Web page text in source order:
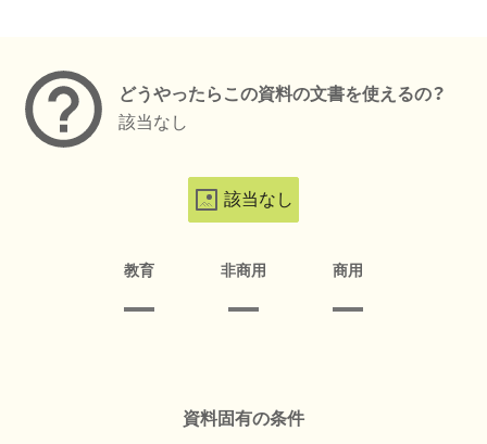
どうやったらこの資料の文書を使えるの？
該当なし
該当なし
教育 非商用 商用
資料固有の条件